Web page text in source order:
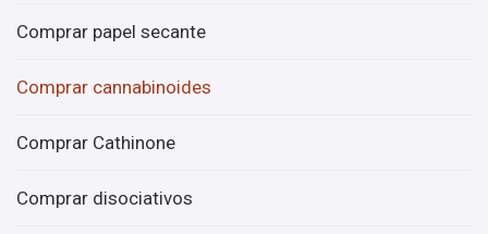
Comprar papel secante
Comprar cannabinoides
Comprar Cathinone
Comprar disociativos